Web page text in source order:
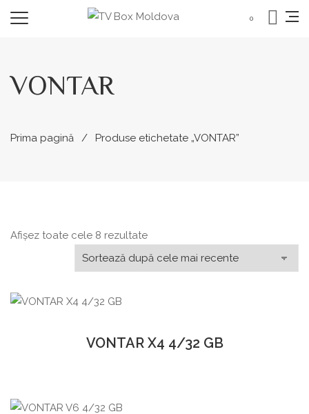
0
VONTAR
Prima pagină Produse etichetate „VONTAR”
Afișez toate cele 8 rezultateSortat
după
cele
VONTAR X4 4/32 GB